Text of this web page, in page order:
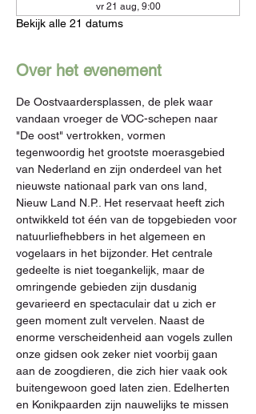
vr 21 aug, 9:00
Bekijk alle 21 datums
Over het evenement
De Oostvaardersplassen, de plek waar
vandaan vroeger de VOC-schepen naar
"De oost" vertrokken, vormen
tegenwoordig het grootste moerasgebied
van Nederland en zijn onderdeel van het
nieuwste nationaal park van ons land,
Nieuw Land N.P.. Het reservaat heeft zich
ontwikkeld tot één van de topgebieden voor
natuurliefhebbers in het algemeen en
vogelaars in het bijzonder. Het centrale
gedeelte is niet toegankelijk, maar de
omringende gebieden zijn dusdanig
gevarieerd en spectaculair dat u zich er
geen moment zult vervelen. Naast de
enorme verscheidenheid aan vogels zullen
onze gidsen ook zeker niet voorbij gaan
aan de zoogdieren, die zich hier vaak ook
buitengewoon goed laten zien. Edelherten
en Konikpaarden zijn nauwelijks te missen